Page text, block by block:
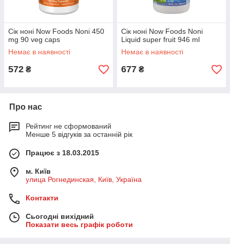
Сік ноні Now Foods Noni 450
mg 90 veg caps
Немає в наявності
572 ₴
Сік ноні Now Foods Noni
Liquid super fruit 946 ml
Немає в наявності
677 ₴
Про нас
Рейтинг не сформований
Менше 5 відгуків за останній рік
Працює з 18.03.2015
м. Київ
улица Рогнединская, Київ, Україна
Контакти
Сьогодні вихідний
Показати весь графік роботи